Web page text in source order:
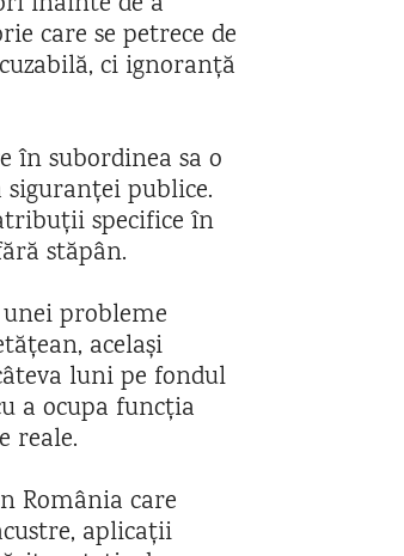
care se petrece de
ci ignoranță
în subordinea sa o
publice.
specifice în
stăpân.
probleme
același
luni pe fondul
a ocupa funcția
reale.
România care
aplicații